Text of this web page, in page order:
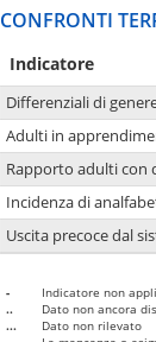
CONFRONTI
Indicatore
Differenziali di
Adulti in
Rapporto adulti con
Incidenza di
Uscita precoce dal
-
Indicatore non
..
Dato non ancora
...
Dato non rilevato